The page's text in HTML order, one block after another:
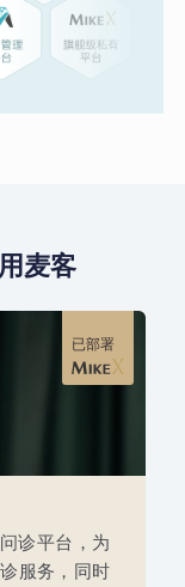
麦客
已部署
诊平台，为
服务，同时